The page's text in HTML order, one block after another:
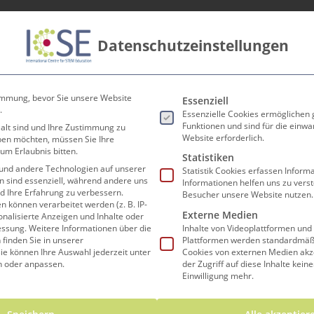
Lehrer*innen Forschen und Lehren
und
Fach
Datenschutzeinstellungen
bevor Sie unsere Website
sind und Ihre Zustimmung zu
möchten, müssen Sie Ihre
Erlaubnis bitten.
andere Technologien auf unserer
sind essenziell, während andere uns
Ihre Erfahrung zu verbessern.
können verarbeitet werden (z. B. IP-
Anzeigen und Inhalte oder
Weitere Informationen über die
Sie in unserer
können Ihre Auswahl jederzeit unter
oder anpassen.
Es folgt eine Liste der
Essenziell
Essenzielle Cookies ermöglichen
Funktionen und sind für die
Website erforderlich.
Statistiken
Statistik Cookies erfassen
Informationen helfen uns zu
Besucher unsere Website nutzen.
Externe Medien
Inhalte von Videoplattformen
Plattformen werden
Cookies von externen Medien
der Zugriff auf diese Inhalte
Einwilligung mehr.